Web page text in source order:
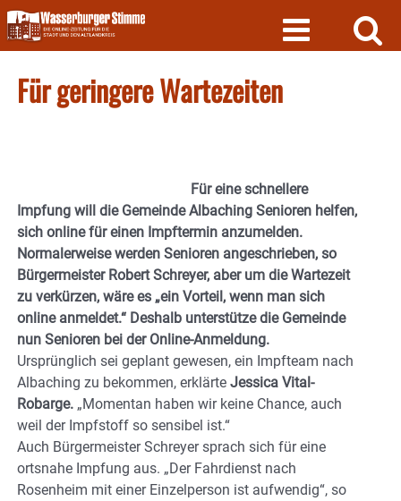
Skip
to
content
Für geringere Wartezeiten
Für eine schnellere
Impfung will die Gemeinde Albaching Senioren helfen,
sich online für einen Impftermin anzumelden.
Normalerweise werden Senioren angeschrieben, so
Bürgermeister Robert Schreyer, aber um die Wartezeit
zu verkürzen, wäre es „ein Vorteil, wenn man sich
online anmeldet.“ Deshalb unterstütze die Gemeinde
nun Senioren bei der Online-Anmeldung.
Ursprünglich sei geplant gewesen, ein Impfteam nach
Albaching zu bekommen, erklärte Jessica Vital-
Robarge. „Momentan haben wir keine Chance, auch
weil der Impfstoff so sensibel ist.“
Auch Bürgermeister Schreyer sprach sich für eine
ortsnahe Impfung aus. „Der Fahrdienst nach
Rosenheim mit einer Einzelperson ist aufwendig“, so